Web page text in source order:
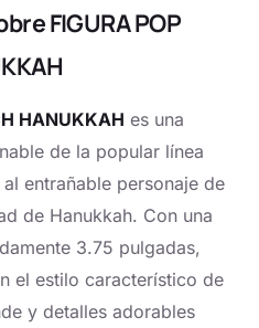
FIGURA POP
HANUKKAH es una
de la popular línea
entrañable personaje de
de Hanukkah. Con una
3.75 pulgadas,
el estilo característico de
y detalles adorables